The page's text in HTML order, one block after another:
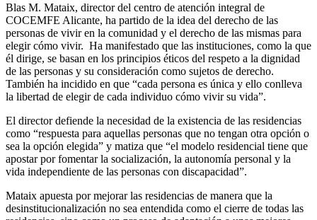
Blas M. Mataix, director del centro de atención integral de
COCEMFE Alicante, ha partido de la idea del derecho de las
personas de vivir en la comunidad y el derecho de las mismas para
elegir cómo vivir. Ha manifestado que las instituciones, como la que
él dirige, se basan en los principios éticos del respeto a la dignidad
de las personas y su consideración como sujetos de derecho.
También ha incidido en que “cada persona es única y ello conlleva
la libertad de elegir de cada individuo cómo vivir su vida”.
El director defiende la necesidad de la existencia de las residencias
como “respuesta para aquellas personas que no tengan otra opción o
sea la opción elegida” y matiza que “el modelo residencial tiene que
apostar por fomentar la socialización, la autonomía personal y la
vida independiente de las personas con discapacidad”.
Mataix apuesta por mejorar las residencias de manera que la
desinstitucionalización no sea entendida como el cierre de todas las